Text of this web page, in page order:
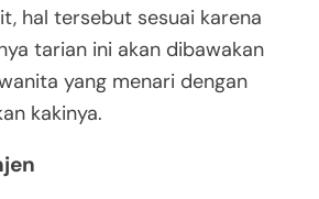
hal tersebut sesuai karena
tarian ini akan dibawakan
yang menari dengan
kakinya.